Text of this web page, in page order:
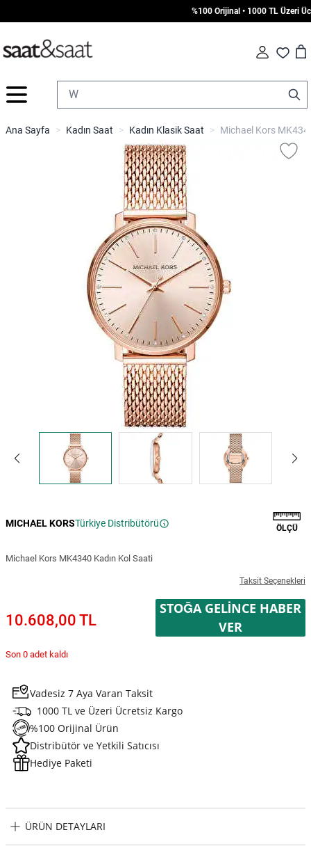
%100 Orijinal • 1000 TL Üzeri
Fav Cart
İçeriğe geç
Ana Sayfa > Kadın Saat > Kadın Klasik Saat > Michael Kors
MICHAEL KORSTürkiye Distribütörü ÖLÇÜ
Michael Kors MK4340 Kadın Kol Saati
Taksit Seçenekleri
10.608,00 TL
STOĞA GELINCE HABER
VER
Son 0 adet kaldı
Vadesiz 7 Aya Varan Taksit
1000 TL ve Üzeri Ücretsiz Kargo
%100 Orijinal Ürün
Distribütör ve Yetkili Satıcısı
Hediye Paketi
ÜRÜN DETAYLARI